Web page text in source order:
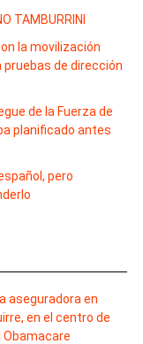
TAMBURRINI
la movilización
pruebas de dirección
de la Fuerza de
planificado antes
pero
aseguradora en
en el centro de